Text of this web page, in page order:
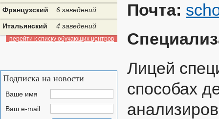
Почта:
Лицей
способах
Французский 6 заведений
Итальянский 4 заведений
перейти к списку обучающих центров
Подписка на новости
Ваше имя
Ваш e-mail